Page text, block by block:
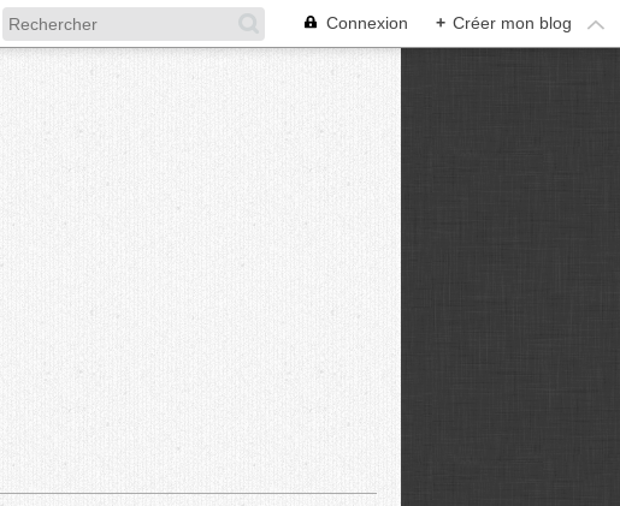
Connexion + Créer mon blog